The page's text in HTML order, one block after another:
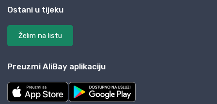
Ostani u tijeku
Želim na listu
Preuzmi AliBay aplikaciju